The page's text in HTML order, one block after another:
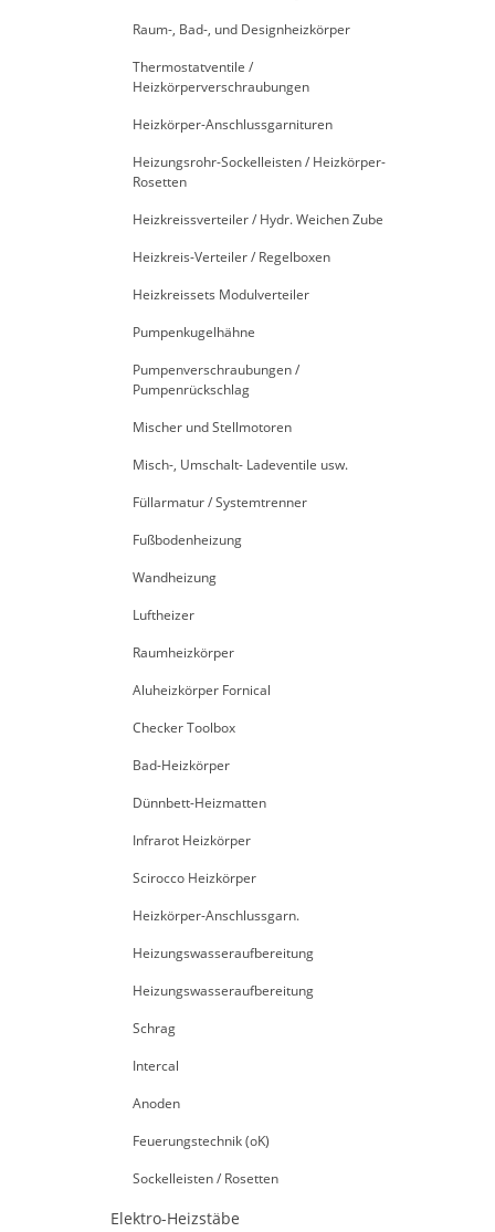
Raum-, Bad-, und Designheizkörper
Thermostatventile /
Heizkörperverschraubungen
Heizkörper-Anschlussgarnituren
Heizungsrohr-Sockelleisten / Heizkörper-
Rosetten
Heizkreissverteiler / Hydr. Weichen Zube
Heizkreis-Verteiler / Regelboxen
Heizkreissets Modulverteiler
Pumpenkugelhähne
Pumpenverschraubungen /
Pumpenrückschlag
Mischer und Stellmotoren
Misch-, Umschalt- Ladeventile usw.
Füllarmatur / Systemtrenner
Fußbodenheizung
Wandheizung
Luftheizer
Raumheizkörper
Aluheizkörper Fornical
Checker Toolbox
Bad-Heizkörper
Dünnbett-Heizmatten
Infrarot Heizkörper
Scirocco Heizkörper
Heizkörper-Anschlussgarn.
Heizungswasseraufbereitung
Heizungswasseraufbereitung
Schrag
Intercal
Anoden
Feuerungstechnik (oK)
Sockelleisten / Rosetten
Elektro-Heizstäbe